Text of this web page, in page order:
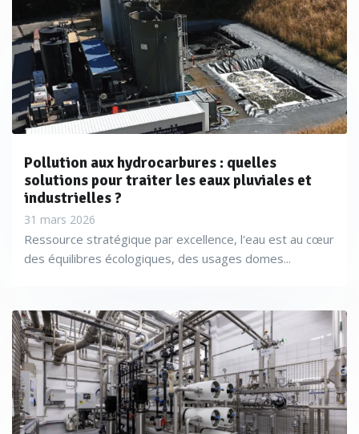
Pollution aux hydrocarbures : quelles
solutions pour traiter les eaux pluviales et
industrielles ?
31 mars 2026
Ressource stratégique par excellence, l'eau est au cœur
des équilibres écologiques, des usages domes...